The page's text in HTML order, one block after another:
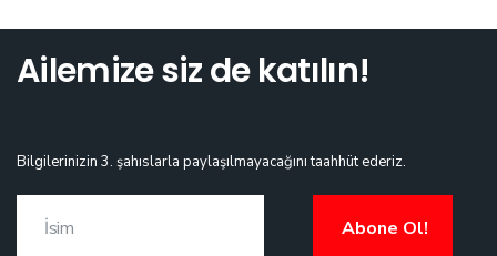
Ailemize siz de katılın!
Bilgilerinizin 3. şahıslarla paylaşılmayacağını taahhüt ederiz.
Abone Ol!